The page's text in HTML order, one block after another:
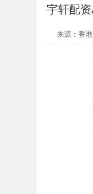
宇轩配
来源：香